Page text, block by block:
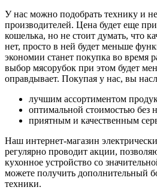
У нас можно подобрать технику и
производителей. Цена будет еще
кошелька, но не стоит думать, что
нет, просто в ней будет меньше
экономии станет покупка во время
выбор мясорубок при этом будет
оправдывает. Покупая у нас, вы
лучшим ассортиментом
оптимальной стоимостью без
приятным и качественным
Наш интернет-магазин
регулярно проводит акции,
кухонное устройство со
можете получить дополнительный
техники.